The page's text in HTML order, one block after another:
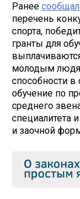
Ранее
перечень
спорта,
гранты для
молодым
способности в
обучение по
среднего
специалитета
и заочной